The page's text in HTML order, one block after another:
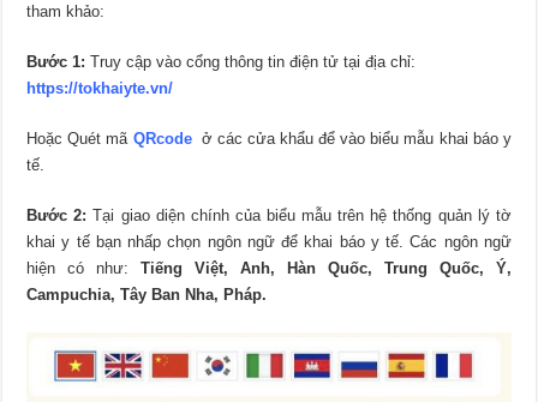
tham khảo:
Bước 1: Truy cập vào cổng thông tin điện tử tại địa chỉ:
https://tokhaiyte.vn/
Hoặc Quét mã QRcodeở các cửa khẩu để vào biểu mẫu khai báo y
tế.
Bước 2: Tại giao diện chính của biểu mẫu trên hệ thống quản lý tờ
khai y tế bạn nhấp chọn ngôn ngữ để khai báo y tế. Các ngôn ngữ
hiện có như:Tiếng Việt, Anh, Hàn Quốc, Trung Quốc, Ý,
Campuchia, Tây Ban Nha, Pháp.